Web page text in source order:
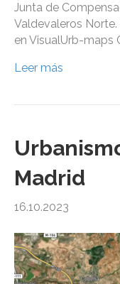
Junta de
Valdevaleros
en VisualUrb-maps
Leer más
Madrid
16.10.2023